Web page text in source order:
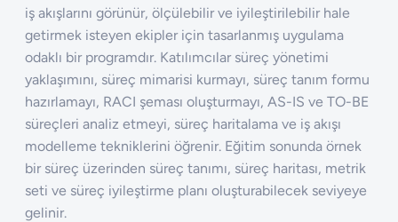
iş akışlarını görünür, ölçülebilir ve iyileştirilebilir hale
getirmek isteyen ekipler için tasarlanmış uygulama
odaklı bir programdır. Katılımcılar süreç yönetimi
yaklaşımını, süreç mimarisi kurmayı, süreç tanım formu
hazırlamayı, RACI şeması oluşturmayı, AS-IS ve TO-BE
süreçleri analiz etmeyi, süreç haritalama ve iş akışı
modelleme tekniklerini öğrenir. Eğitim sonunda örnek
bir süreç üzerinden süreç tanımı, süreç haritası, metrik
seti ve süreç iyileştirme planı oluşturabilecek seviyeye
gelinir.